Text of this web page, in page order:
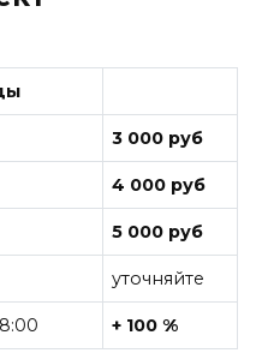
3 000 руб
4 000 руб
5 000 руб
уточняйте
+ 100 %